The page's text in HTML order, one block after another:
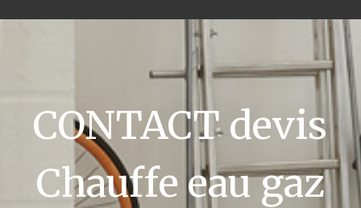
CONTACT devis
Chauffe eau gaz